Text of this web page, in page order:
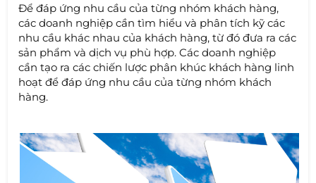
Để đáp ứng nhu cầu của từng nhóm khách hàng,
các doanh nghiệp cần tìm hiểu và phân tích kỹ các
nhu cầu khác nhau của khách hàng, từ đó đưa ra các
sản phẩm và dịch vụ phù hợp. Các doanh nghiệp
cần tạo ra các chiến lược phân khúc khách hàng linh
hoạt để đáp ứng nhu cầu của từng nhóm khách
hàng.